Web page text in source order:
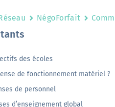
à jour sur Isidoor :
News), …
NégoForfait
des écoles
de fonctionnement matériel ?
de personnel
d’enseignement global